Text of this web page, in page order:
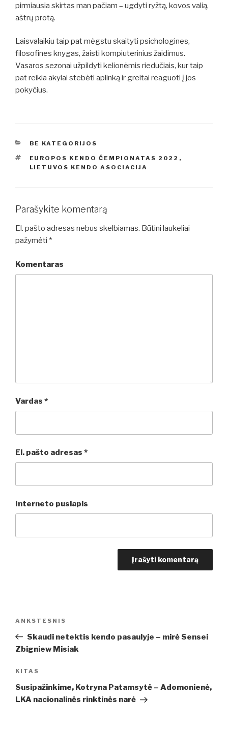
pirmiausia skirtas man pačiam – ugdyti ryžtą, kovos valią,
aštrų protą.
Laisvalaikiu taip pat mėgstu skaityti psichologines,
filosofines knygas, žaisti kompiuterinius žaidimus.
Vasaros sezonai užpildyti kelionėmis riedučiais, kur taip
pat reikia akylai stebėti aplinką ir greitai reaguoti į jos
pokyčius.
KATEGORIJOS
BE KATEGORIJOS
ŽYMOS
EUROPOS KENDO ČEMPIONATAS 2022 ,
LIETUVOS KENDO ASOCIACIJA
Parašykite komentarą
El. pašto adresas nebus skelbiamas. Būtini laukeliai
pažymėti *
Komentaras
Vardas *
El. pašto adresas *
Interneto puslapis
įrašų
Ankstesnis
įrašas
ANKSTESNIS
Skaudi netektis kendo pasaulyje – mirė Sensei
Zbigniew Misiak
Kitas
įrašas
KITAS
Susipažinkime, Kotryna Patamsytė – Adomonienė,
LKA nacionalinės rinktinės narė